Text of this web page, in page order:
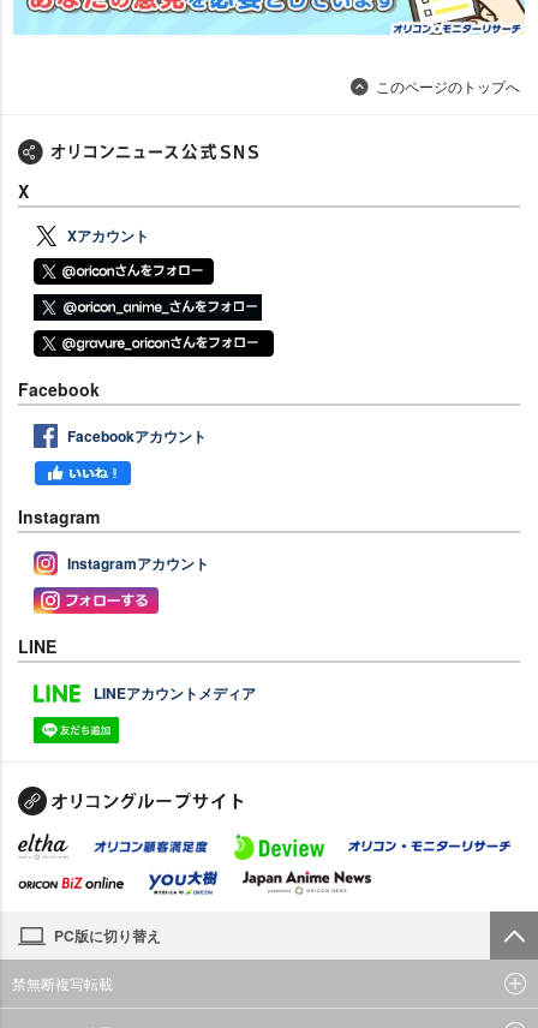
このページのトップへ
X
Xアカウント
Facebook
Facebookアカウント
Instagram
Instagramアカウント
LINE
LINEアカウントメディア
PC版に切り替え
禁無断複写転載